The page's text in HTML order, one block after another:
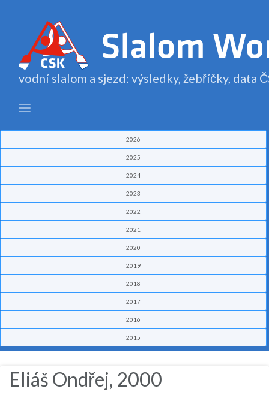
vodní slalom a sjezd: výsledky, žebříčky, data
2026
2025
2024
2023
2022
2021
2020
2019
2018
2017
2016
2015
Eliáš Ondřej, 2000